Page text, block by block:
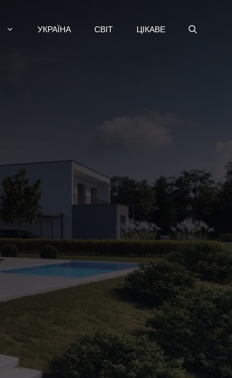
УКРАЇНА СВІТ ЦІКАВЕ